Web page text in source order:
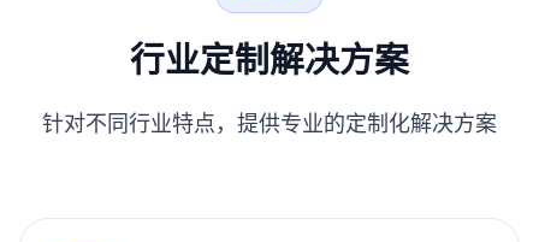
行业定制解决方案
针对不同行业特点，提供专业的定制化解决方案